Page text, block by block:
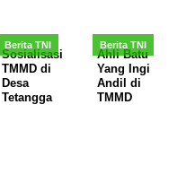
Berita TNI
Sosialisasi
TMMD di
Desa
Tetangga
Berita TNI
Ahli Batu
Yang Ingi
Andil di
TMMD